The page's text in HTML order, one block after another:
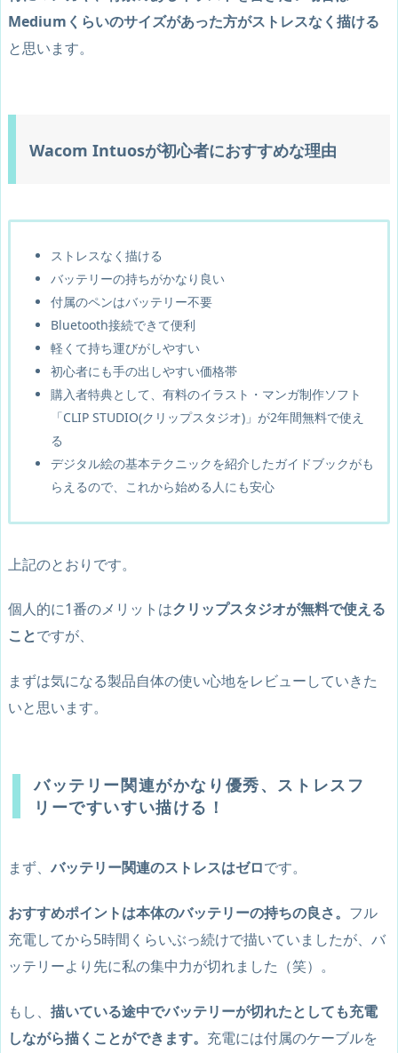
Mediumくらいのサイズがあった方がストレスなく描ける
と思います。
Wacom Intuosが初心者におすすめな理由
ストレスなく描ける
バッテリーの持ちがかなり良い
付属のペンはバッテリー不要
Bluetooth接続できて便利
軽くて持ち運びがしやすい
初心者にも手の出しやすい価格帯
購入者特典として、有料のイラスト・マンガ制作ソフト
「CLIP STUDIO(クリップスタジオ)」が2年間無料で使え
る
デジタル絵の基本テクニックを紹介したガイドブックがも
らえるので、これから始める人にも安心
上記のとおりです。
個人的に1番のメリットはクリップスタジオが無料で使える
ことですが、
まずは気になる製品自体の使い心地をレビューしていきた
いと思います。
バッテリー関連がかなり優秀、ストレスフ
リーですいすい描ける！
まず、 バッテリー関連のストレスはゼロです。
おすすめポイントは本体のバッテリーの持ちの良さ。 フル
充電してから5時間くらいぶっ続けで描いていましたが、バ
ッテリーより先に私の集中力が切れました（笑）。
もし、 描いている途中でバッテリーが切れたとしても充電
しながら描くことができます。 充電には付属のケーブルを